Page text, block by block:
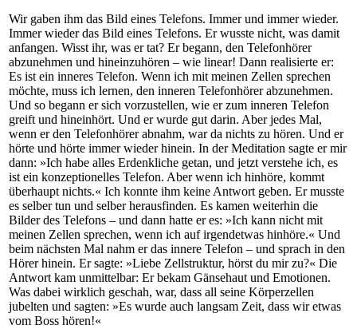
Wir gaben ihm das Bild eines Telefons. Immer und immer wieder.
Immer wieder das Bild eines Telefons. Er wusste nicht, was damit
anfangen. Wisst ihr, was er tat? Er begann, den Telefonhörer
abzunehmen und hineinzuhören – wie linear! Dann realisierte er:
Es ist ein inneres Telefon. Wenn ich mit meinen Zellen sprechen
möchte, muss ich lernen, den inneren Telefonhörer abzunehmen.
Und so begann er sich vorzustellen, wie er zum inneren Telefon
greift und hineinhört. Und er wurde gut darin. Aber jedes Mal,
wenn er den Telefonhörer abnahm, war da nichts zu hören. Und er
hörte und hörte immer wieder hinein. In der Meditation sagte er mir
dann: »Ich habe alles Erdenkliche getan, und jetzt verstehe ich, es
ist ein konzeptionelles Telefon. Aber wenn ich hinhöre, kommt
überhaupt nichts.« Ich konnte ihm keine Antwort geben. Er musste
es selber tun und selber herausfinden. Es kamen weiterhin die
Bilder des Telefons – und dann hatte er es: »Ich kann nicht mit
meinen Zellen sprechen, wenn ich auf irgendetwas hinhöre.« Und
beim nächsten Mal nahm er das innere Telefon – und sprach in den
Hörer hinein. Er sagte: »Liebe Zellstruktur, hörst du mir zu?« Die
Antwort kam unmittelbar: Er bekam Gänsehaut und Emotionen.
Was dabei wirklich geschah, war, dass all seine Körperzellen
jubelten und sagten: »Es wurde auch langsam Zeit, dass wir etwas
vom Boss hören!«